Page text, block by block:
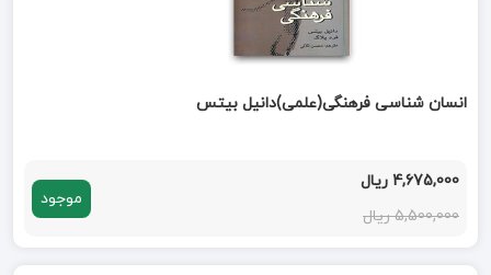
انسان شناسی فرهنگی(علمی)دانیل بیتس
4,675,000 ریال
5,500,000 ریال
موجود